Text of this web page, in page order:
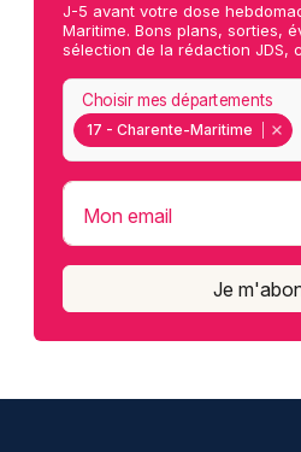
J-5 avant votre dose
Maritime. Bons plans, sorties,
sélection de la rédaction JDS,
17 - Charente-Maritime
Choisir mes départements
Mon email
Je